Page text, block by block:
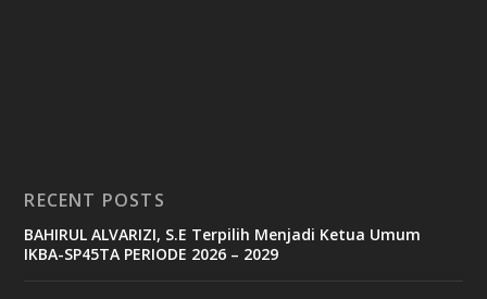
RECENT POSTS
BAHIRUL ALVARIZI, S.E Terpilih Menjadi Ketua Umum
IKBA-SP45TA PERIODE 2026 – 2029